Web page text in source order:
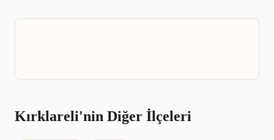
Kırklareli'nin Diğer İlçeleri